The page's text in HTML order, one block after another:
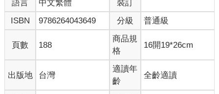
語言 中文繁體
裝訂
ISBN
9786264043649 分級 普通級
頁數 188
商品規
格
16開19*26cm
出版地 台灣
適讀年
齡
全齡適讀